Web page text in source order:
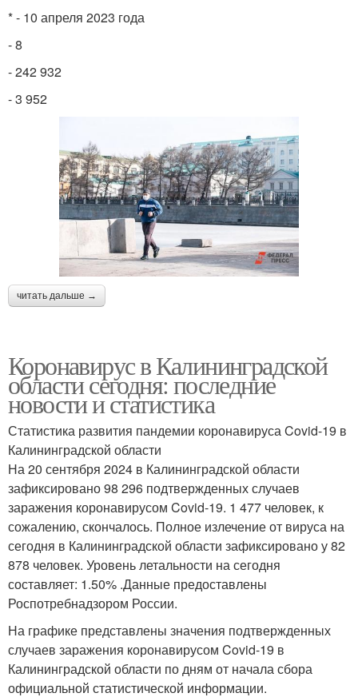
* - 10 апреля 2023 года
- 8
- 242 932
- 3 952
читать дальше →
Коронавирус в Калининградской
области сегодня: последние
новости и статистика
Статистика развития пандемии коронавируса Covid-19 в
Калининградской области
На 20 сентября 2024 в Калининградской области
зафиксировано 98 296 подтвержденных случаев
заражения коронавирусом Covid-19. 1 477 человек, к
сожалению, скончалось. Полное излечение от вируса на
сегодня в Калининградской области зафиксировано у 82
878 человек. Уровень летальности на сегодня
составляет: 1.50% .Данные предоставлены
Роспотребнадзором России.
На графике представлены значения подтвержденных
случаев заражения коронавирусом Covid-19 в
Калининградской области по дням от начала сбора
официальной статистической информации.